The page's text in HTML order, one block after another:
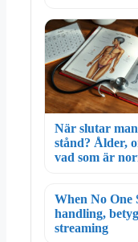
När slutar
stånd? Ålder,
vad som är
When No One
handling,
streaming